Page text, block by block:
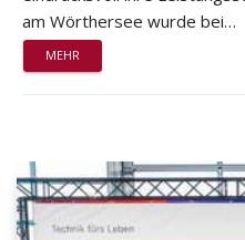
am Wörthersee wurde bei…
MEHR